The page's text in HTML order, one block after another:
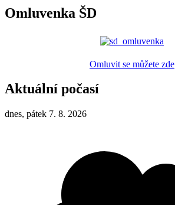
Omluvenka ŠD
Omluvit se můžete zde
Aktuální počasí
dnes, pátek 7. 8. 2026